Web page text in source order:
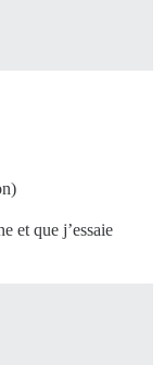
et que j’essaie